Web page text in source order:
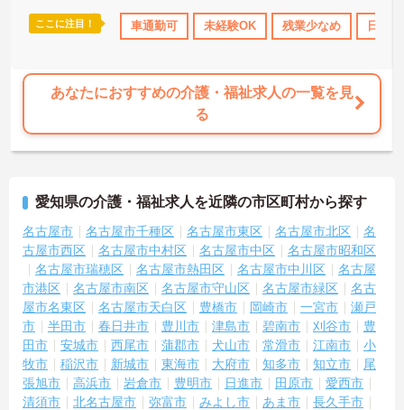
年間休日110日以上 社会保険完備 交通費支給
ここに注目！ 車通勤可 未経験OK 残業少なめ 日勤
あなたにおすすめの介護・福祉求人の一覧を見
る
愛知県の介護・福祉求人を近隣の市区町村から探す
名古屋市 名古屋市千種区 名古屋市東区 名古屋市北区
名
古屋市西区
名古屋市中村区 名古屋市中区
名古屋市昭和区
名古屋市瑞穂区
名古屋市熱田区 名古屋市中川区
名古屋
市港区
名古屋市南区 名古屋市守山区 名古屋市緑区
名古
屋市名東区
名古屋市天白区 豊橋市 岡崎市 一宮市
瀬戸
市
半田市 春日井市 豊川市 津島市 碧南市 刈谷市
豊
田市
安城市 西尾市 蒲郡市 犬山市 常滑市 江南市
小
牧市
稲沢市 新城市 東海市 大府市 知多市 知立市
尾
張旭市
高浜市 岩倉市 豊明市 日進市 田原市
愛西市
清須市
北名古屋市 弥富市 みよし市 あま市
長久手市